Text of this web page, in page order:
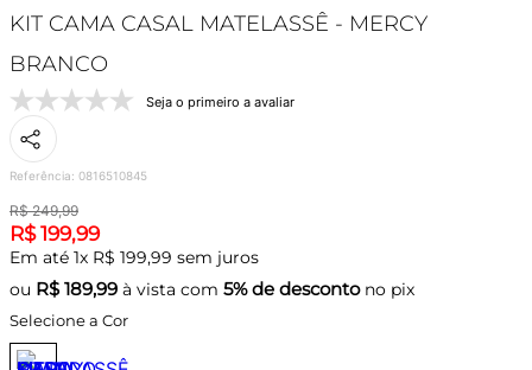
KIT CAMA CASAL MATELASSÊ - MERCY
BRANCO
Seja o primeiro a avaliar
Referência: 0816510845
R$ 249,99
R$ 199,99
Em até 1x R$ 199,99 sem juros
ou R$ 189,99 à vista com 5% de descontono pix
Selecione a Cor